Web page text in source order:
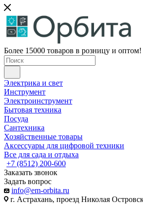
Более 15000 товаров в розницу и оптом!
Электрика и свет
Инструмент
Электроинструмент
Бытовая техника
Посуда
Сантехника
Хозяйственные товары
Аксессуары для цифровой техники
Все для сада и отдыха
+7 (8512) 200-600
Заказать звонок
Задать вопрос
info@em-orbita.ru
г. Астрахань, проезд Николая